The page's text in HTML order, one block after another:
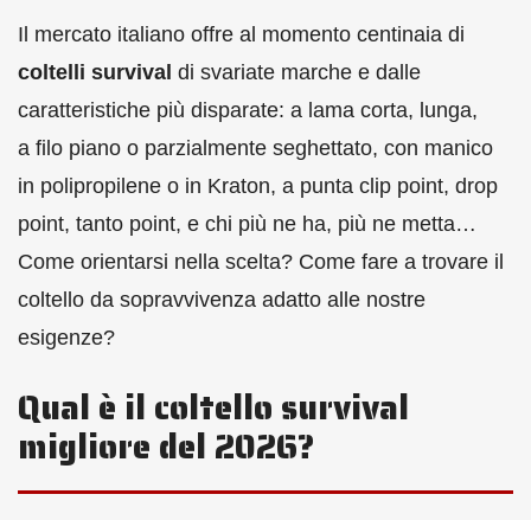
Il mercato italiano offre al momento centinaia di
coltelli survival di svariate marche e dalle
caratteristiche più disparate: a lama corta, lunga,
a filo piano o parzialmente seghettato, con manico
in polipropilene o in Kraton, a punta clip point, drop
point, tanto point, e chi più ne ha, più ne metta…
Come orientarsi nella scelta? Come fare a trovare il
coltello da sopravvivenza adatto alle nostre
esigenze?
Qual è il coltello survival
migliore del 2026?